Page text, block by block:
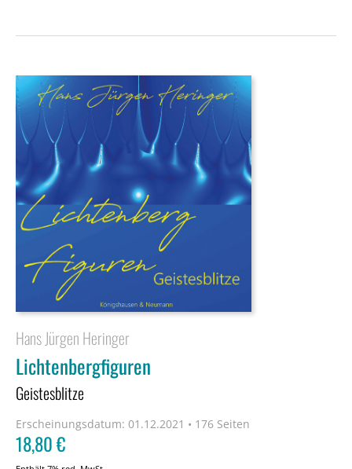
Hans Jürgen Heringer
Lichtenbergfiguren
Geistesblitze
Erscheinungsdatum: 01.12.2021 • 176 Seiten
18,80€